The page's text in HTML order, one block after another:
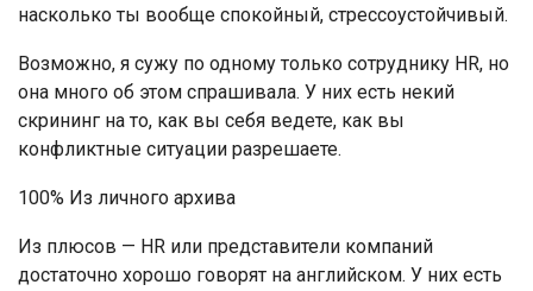
насколько ты вообще спокойный, стрессоустойчивый.
Возможно, я сужу по одному только сотруднику HR, но
она много об этом спрашивала. У них есть некий
скрининг на то, как вы себя ведете, как вы
конфликтные ситуации разрешаете.
100% Из личного архива
Из плюсов — HR или представители компаний
достаточно хорошо говорят на английском. У них есть